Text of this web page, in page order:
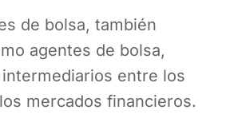
de bolsa, también
agentes de bolsa,
entre los
mercados financieros.